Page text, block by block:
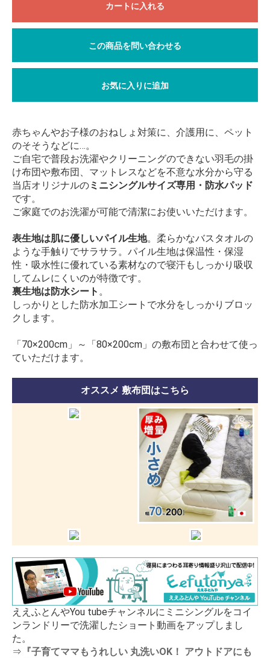
カートに入れる
この商品を問い合わせる
お気に入りに追加
赤ちゃんやお子様のおねしょ対策に、介護用に、ペット
のそそうなどに…。
ご自宅で普段お洗濯やクリーニングのできない羽毛の掛
け布団や敷布団、マットレスなどを不意な水分から守る
当店オリジナルのミニシングルサイズ専用・防水パッド
です。
ご家庭でのお洗濯が可能で清潔にお使いいただけます。
表生地は肌に優しいパイル生地。柔らかなバスタオルの
ような手触りでサラサラ。パイル生地は保温性・保湿
性・吸水性に優れている素材なので寝汗もしっかり吸収
してムレにくいのが特徴です。
裏生地は防水シート 。
しっかりとした防水加工シートで水分をしっかりブロッ
クします。
「70×200cm」～「80×200cm」の敷布団と合わせて使っ
ていただけます。
オススメ 敷布団はこちら
ええふとんやYou tubeチャンネルにミニシングルをコイ
ンランドリーで洗濯したショート動画をアップしまし
た。
⇒ 『子育てママもうれしい 丸洗いOK！ アウトドアにも